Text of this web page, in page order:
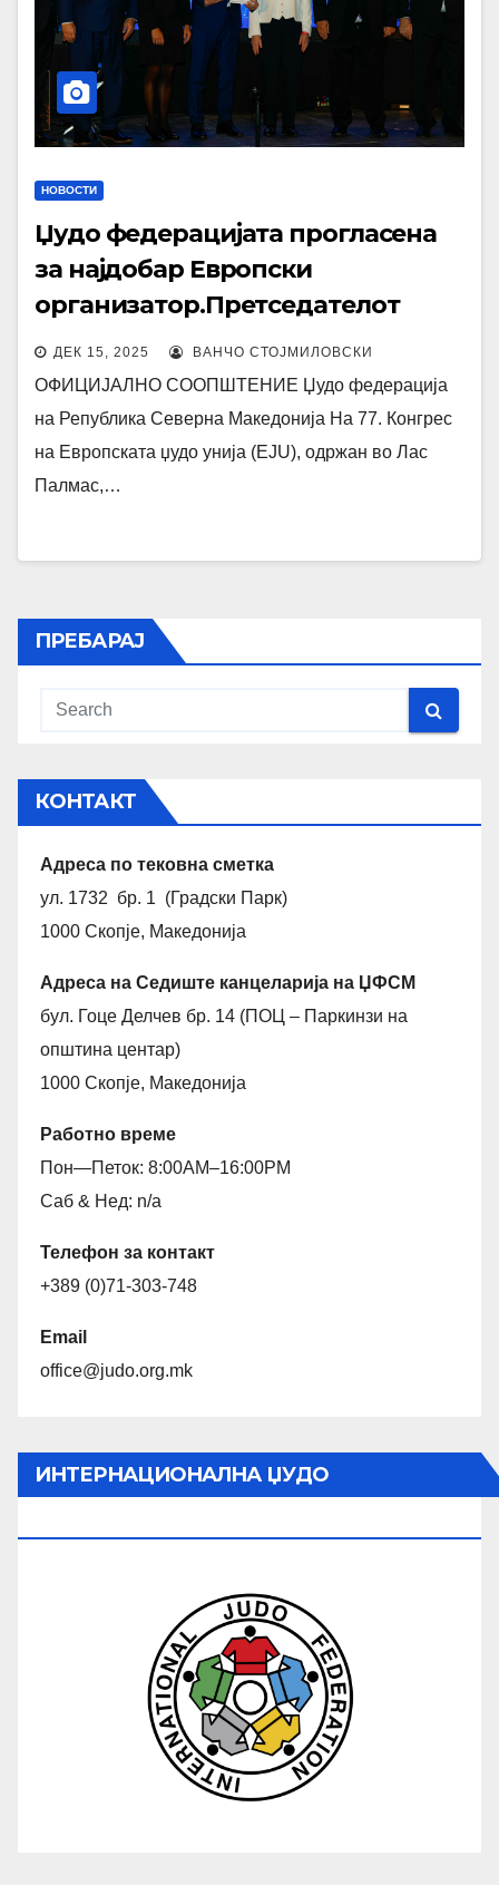
НОВОСТИ
Џудо федерацијата прогласена
за најдобар Европски
организатор.Претседателот
Трпаноски со признание ,”Hero
of the year”
ДЕК 15, 2025 ВАНЧО СТОЈМИЛОВСКИ
ОФИЦИЈАЛНО СООПШТЕНИЕ Џудо федерација
на Република Северна Македонија На 77. Конгрес
на Европската џудо унија (EJU), одржан во Лас
Палмас,…
ПРЕБАРАЈ
КОНТАКТ
Адреса по тековна сметка
ул. 1732 бр. 1 (Градски Парк)
1000 Скопје, Македонија
Адреса на Седиште канцеларија на ЏФСМ
бул. Гоце Делчев бр. 14 (ПОЦ – Паркинзи на
општина центар)
1000 Скопје, Македонија
Работно време
Пон—Петок: 8:00AM–16:00PM
Саб & Нед: n/a
Телефон за контакт
+389 (0)71-303-748
Email
office@judo.org.mk
ИНТЕРНАЦИОНАЛНА ЏУДО